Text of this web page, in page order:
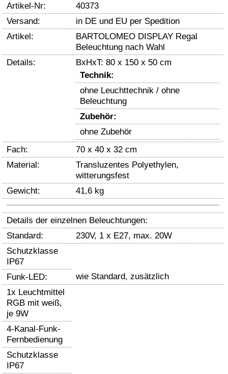
Artikel-Nr:
40373
Versand:
in DE und EU per Spedition
Artikel:
BARTOLOMEO DISPLAY Regal
Beleuchtung nach Wahl
Details:
BxHxT: 80 x 150 x 50 cm
Technik:
ohne Leuchttechnik / ohne
Beleuchtung
Zubehör:
ohne Zubehör
Fach:
70 x 40 x 32 cm
Material:
Transluzentes Polyethylen,
witterungsfest
Gewicht:
41,6 kg
Details der einzelnen Beleuchtungen:
Standard:
230V, 1 x E27, max. 20W
Schutzklasse
IP67
Funk-LED:
wie Standard, zusätzlich
1x Leuchtmittel
RGB mit weiß,
je 9W
4-Kanal-Funk-
Fernbedienung
Schutzklasse
IP67